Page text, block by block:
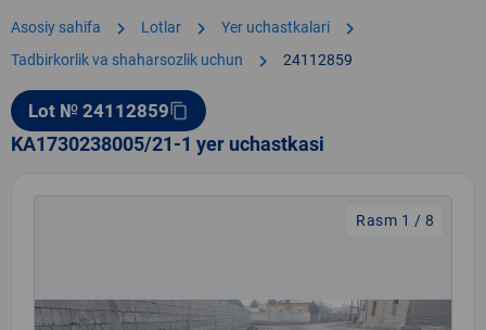
Asosiy sahifa chevron_right Lotlar chevron_right Yer uchastkalari chevron_right
Tadbirkorlik va shaharsozlik uchun chevron_right 24112859
Lot № 24112859content_copy
KA1730238005/21-1 yer uchastkasi
Rasm 1 / 8